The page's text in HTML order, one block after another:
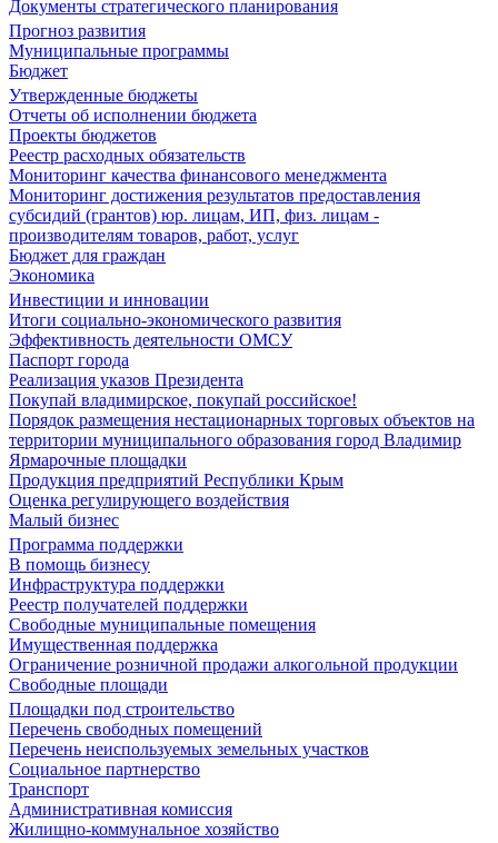
Документы стратегического планирования
Прогноз развития
Муниципальные программы
Бюджет
Утвержденные бюджеты
Отчеты об исполнении бюджета
Проекты бюджетов
Реестр расходных обязательств
Мониторинг качества финансового менеджмента
Мониторинг достижения результатов предоставления
субсидий (грантов) юр. лицам, ИП, физ. лицам -
производителям товаров, работ, услуг
Бюджет для граждан
Экономика
Инвестиции и инновации
Итоги социально-экономического развития
Эффективность деятельности ОМСУ
Паспорт города
Реализация указов Президента
Покупай владимирское, покупай российское!
Порядок размещения нестационарных торговых объектов на
территории муниципального образования город Владимир
Ярмарочные площадки
Продукция предприятий Республики Крым
Оценка регулирующего воздействия
Малый бизнес
Программа поддержки
В помощь бизнесу
Инфраструктура поддержки
Реестр получателей поддержки
Свободные муниципальные помещения
Имущественная поддержка
Ограничение розничной продажи алкогольной продукции
Свободные площади
Площадки под строительство
Перечень свободных помещений
Перечень неиспользуемых земельных участков
Социальное партнерство
Транспорт
Административная комиссия
Жилищно-коммунальное хозяйство